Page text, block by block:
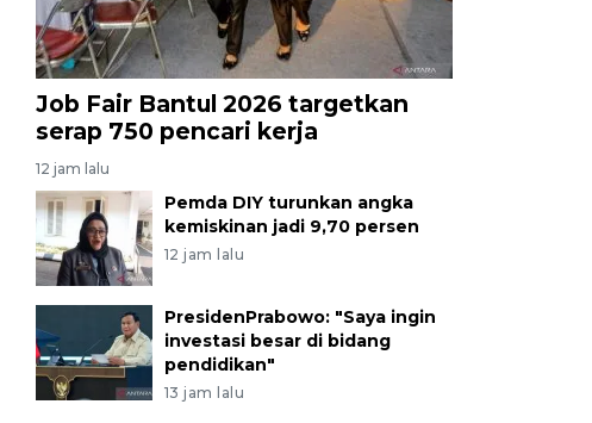
Job Fair Bantul 2026 targetkan
serap 750 pencari kerja
12 jam lalu
Pemda DIY turunkan angka
kemiskinan jadi 9,70 persen
12 jam lalu
PresidenPrabowo: "Saya ingin
investasi besar di bidang
pendidikan"
13 jam lalu